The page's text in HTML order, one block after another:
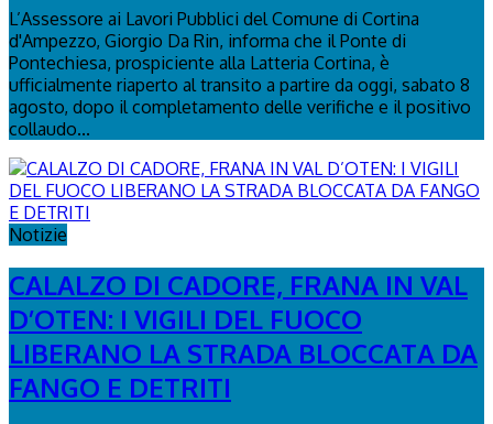
L’Assessore ai Lavori Pubblici del Comune di Cortina
d'Ampezzo, Giorgio Da Rin, informa che il Ponte di
Pontechiesa, prospiciente alla Latteria Cortina, è
ufficialmente riaperto al transito a partire da oggi, sabato 8
agosto, dopo il completamento delle verifiche e il positivo
collaudo...
Notizie
CALALZO DI CADORE, FRANA IN VAL
D’OTEN: I VIGILI DEL FUOCO
LIBERANO LA STRADA BLOCCATA DA
FANGO E DETRITI